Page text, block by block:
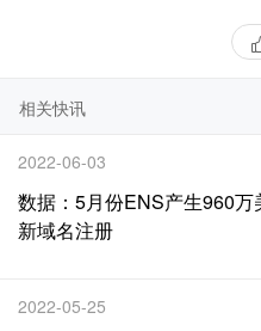
相关快讯
2022-06-03
数据：5月份ENS产生960
新域名注册
2022-05-25